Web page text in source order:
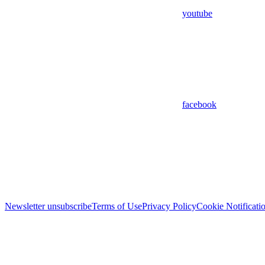
youtube
facebook
Newsletter unsubscribeTerms of UsePrivacy PolicyCookie